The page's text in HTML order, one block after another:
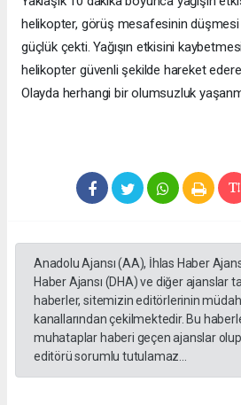
helikopter, görüş mesafesinin
güçlük çekti. Yağışın etkisini
helikopter güvenli şekilde hareket
Olayda herhangi bir olumsuzluk
Anadolu Ajansı (AA), İhlas Haber
Haber Ajansı (DHA) ve diğer ajanslar
haberler, sitemizin editörlerinin
kanallarından çekilmektedir. Bu
muhataplar haberi geçen ajanslar
editörü sorumlu tutulamaz...